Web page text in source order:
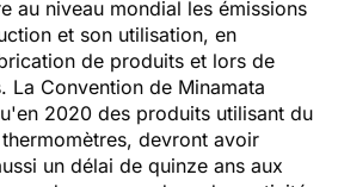
au niveau mondial les émissions
et son utilisation, en
de produits et lors de
La Convention de Minamata
2020 des produits utilisant du
devront avoir
un délai de quinze ans aux